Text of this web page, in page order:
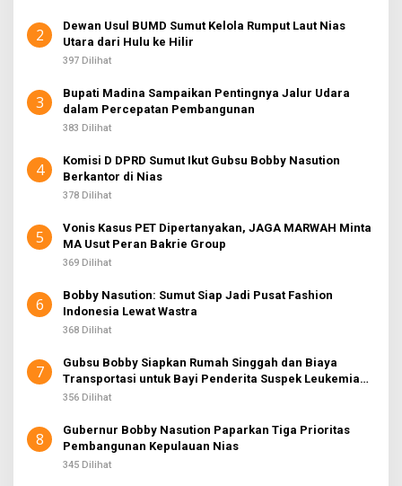
2
Dewan Usul BUMD Sumut Kelola Rumput Laut Nias
Utara dari Hulu ke Hilir
397 Dilihat
3
Bupati Madina Sampaikan Pentingnya Jalur Udara
dalam Percepatan Pembangunan
383 Dilihat
4
Komisi D DPRD Sumut Ikut Gubsu Bobby Nasution
Berkantor di Nias
378 Dilihat
5
Vonis Kasus PET Dipertanyakan, JAGA MARWAH Minta
MA Usut Peran Bakrie Group
369 Dilihat
6
Bobby Nasution: Sumut Siap Jadi Pusat Fashion
Indonesia Lewat Wastra
368 Dilihat
7
Gubsu Bobby Siapkan Rumah Singgah dan Biaya
Transportasi untuk Bayi Penderita Suspek Leukemia
Asal Nias Barat
356 Dilihat
8
Gubernur Bobby Nasution Paparkan Tiga Prioritas
Pembangunan Kepulauan Nias
345 Dilihat